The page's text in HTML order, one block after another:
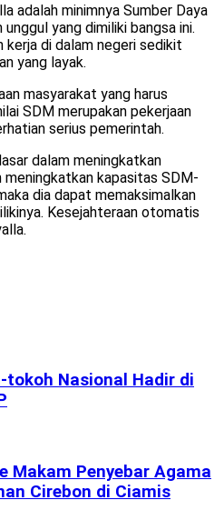
adalah minimnya Sumber Daya
yang dimiliki bangsa ini.
kerja di dalam negeri sedikit
yang layak.
masyarakat yang harus
SDM merupakan pekerjaan
serius pemerintah.
dalam meningkatkan
kapasitas SDM-
dia dapat memaksimalkan
Kesejahteraan otomatis
tokoh Nasional Hadir di
Makam Penyebar Agama
Cirebon di Ciamis